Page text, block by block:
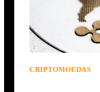
CRIPTOMOEDAS